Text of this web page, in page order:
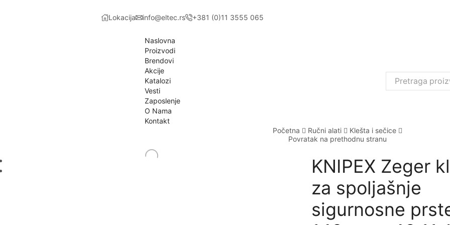
Lokacija info@eltec.rs +381 (0)11 3555 065
Naslovna
Proizvodi
Brendovi
Akcije
Katalozi
Vesti
Zaposlenje
O Nama
Kontakt
Search
Početna Ručni alati
Klešta i sečice
Povratak na prethodnu stranu
KNIPEX Zeger
za spoljašnje
sigurnosne